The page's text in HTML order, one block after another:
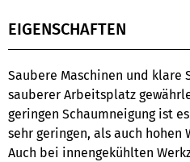
EIGENSCHAFTEN
Saubere Maschinen und klare
sauberer Arbeitsplatz
geringen Schaumneigung ist
sehr geringen, als auch hohen
Auch bei innengekühlten